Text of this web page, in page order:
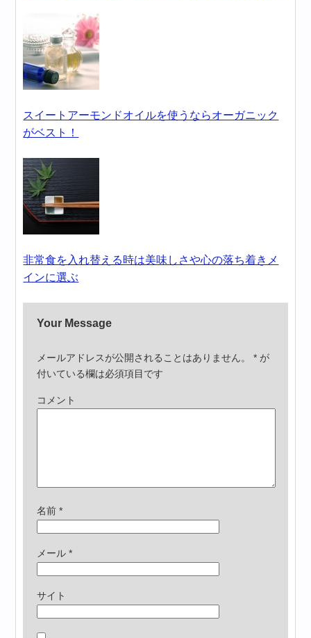
スイートアーモンドオイルを使うならオーガニック
がベスト！
非常食を入れ替える時は美味しさや心の落ち着きメ
インに選ぶ
Your Message
メールアドレスが公開されることはありません。 * が
付いている欄は必須項目です
コメント
名前*
メール*
サイト